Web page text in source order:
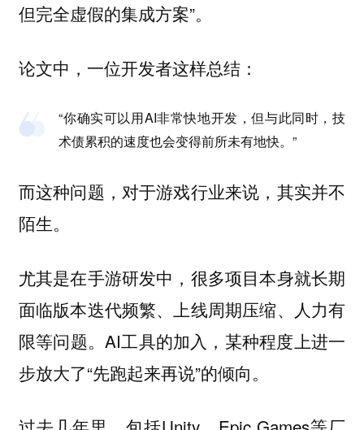
但完全虚假的集成方案”。
论文中，一位开发者这样总结：
“你确实可以用AI非常快地开发，但与此同时，技
术债累积的速度也会变得前所未有地快。”
而这种问题，对于游戏行业来说，其实并不
陌生。
尤其是在手游研发中，很多项目本身就长期
面临版本迭代频繁、上线周期压缩、人力有
限等问题。AI工具的加入，某种程度上进一
步放大了“先跑起来再说”的倾向。